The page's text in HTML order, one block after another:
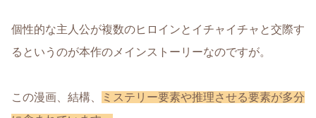
個性的な主人公が複数のヒロインとイチャイチャと交際す
るというのが本作のメインストーリーなのですが。
この漫画、結構、
ミステリー要素や推理させる要素が多分